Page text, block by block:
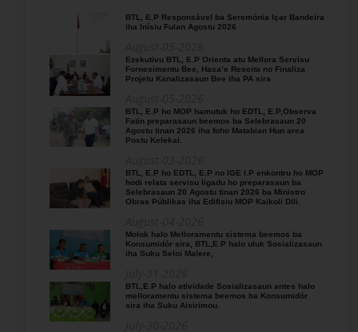
BTL, E.P Responsável ba Seremónia Içar Bandeira
iha Inísiu Fulan Agostu 2026
Ezekutivu BTL, E.P Orienta atu Mellora Servisu
Fornesimentu Bee, Hasa’e Reseita no Finaliza
Projetu Kanalizasaun Bee iha PA sira
BTL, E.P ho MOP hamutuk ho EDTL, E.P,Observa
Fatin preparasaun beemos ba Selebrasaun 20
Agostu tinan 2026 iha foho Matabian Hun area
Postu Kelekai.
BTL, E.P ho EDTL, E.P no IGE I.P enkontru ho MOP
hodi relata servisu ligadu ho preparasaun ba
Selebrasaun 20 Agostu tinan 2026 ba Ministro
Obras Públikas iha Edifisiu MOP Kaikoli Dili.
Molok halo Melloramentu sistema beemos ba
Konsumidór sira, BTL,E.P halo uluk Sosializasaun
iha Suku Seloi Malere,
BTL,E.P halo atividade Sosializasaun antes halo
melloramentu sistema beemos ba Konsumidór
sira iha Suku Aisirimou.